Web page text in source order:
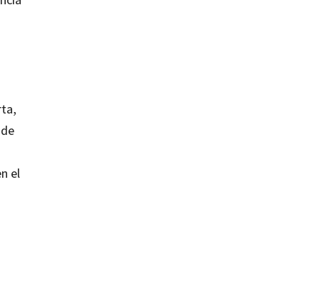
el